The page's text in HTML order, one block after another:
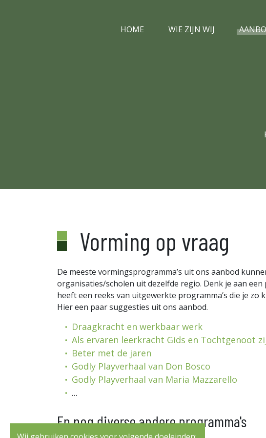
HOME WIE ZIJN WIJ
Vorming op vraag
De meeste vormingsprogramma’s uit ons aanbod
organisaties/scholen uit dezelfde regio. Denk je aan
heeft een reeks van uitgewerkte programma’s die je
Hier een paar suggesties uit ons aanbod.
Draagkracht en werkbaar werk
Als ervaren leerkracht Gids en Tochtgenoot
Beter met de jaren
Godly Playverhaal van Don Bosco
Godly Playverhaal van Maria Mazzarello
...
En nog diverse andere programma's